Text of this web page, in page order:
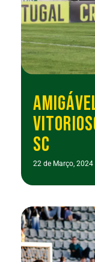
SC
22 de Março, 2024